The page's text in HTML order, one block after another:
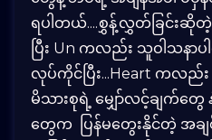
ရပါတယ်....စွှန့်လွှတ်ခြင်းဆိုတဲ့
ပြီး Un ကလည်း သူဝါသန
လုပ်ကိုင်ပြီး...Heart ကလည်
မိသားစုရဲ့ မျှော်လင့်ချက်တွ
တွေက ပြန်မတွေးနိုင်တဲ့ အခ